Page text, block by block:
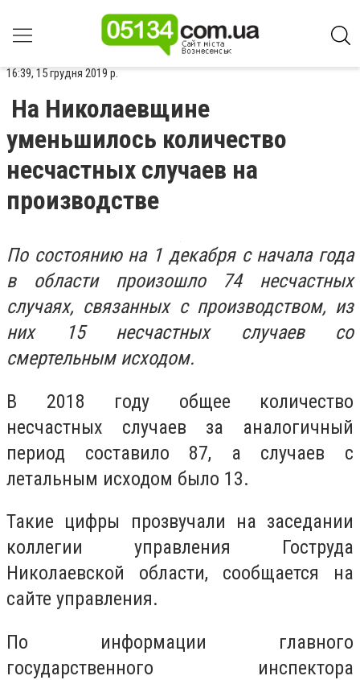
16:39, 15 грудня 2019 р.
На Николаевщине
уменьшилось количество
несчастных случаев на
производстве
По состоянию на 1 декабря с начала года
в области произошло 74 несчастных
случаях, связанных с производством, из
них 15 несчастных случаев со
смертельным исходом.
В 2018 году общее количество
несчастных случаев за аналогичный
период составило 87, а случаев с
летальным исходом было 13.
Такие цифры прозвучали на заседании
коллегии управления Гоструда
Николаевской области, сообщается на
сайте управления.
По информации главного
государственного инспектора